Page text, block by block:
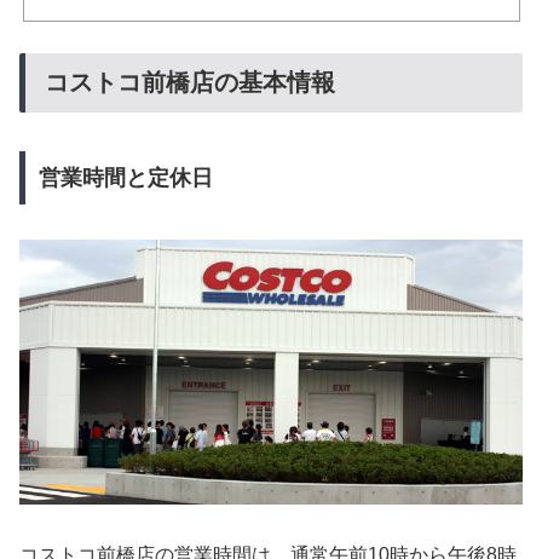
コストコ前橋店の基本情報
営業時間と定休日